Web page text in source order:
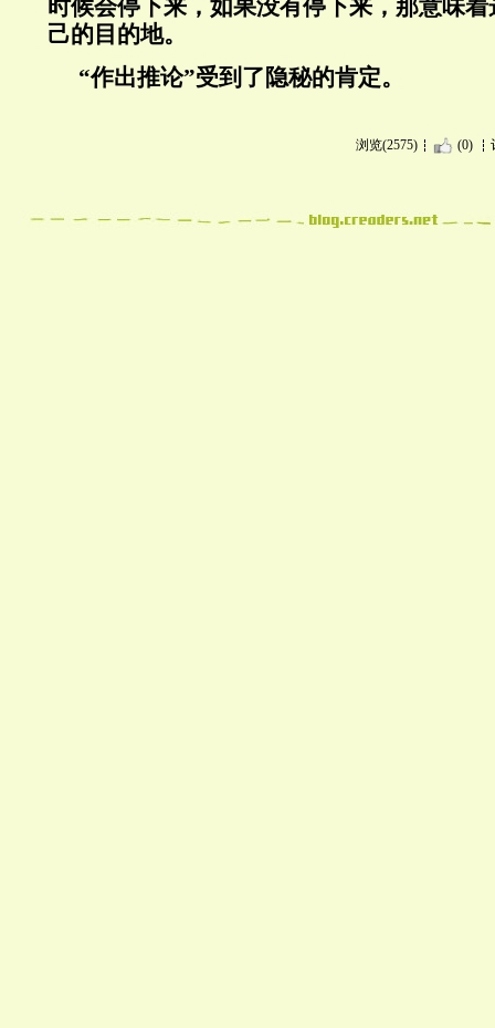
时候会停下来，如果没有停下来，那意味
己的目的地。
“作出推论”受到了隐秘的肯定。
浏览(2575) (0)